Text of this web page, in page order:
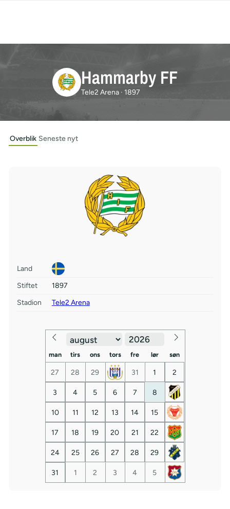
Hammarby FF
Tele2 Arena · 1897
Overblik Seneste nyt
Land
Stiftet
1897
Stadion
Tele2 Arena
man tirs ons tors fre lør søn
27 28 29 31 1 2
3 4 5 6 7 8
10 11 12 13 14 15
17 18 19 20 21 22
24 25 26 27 28 29
31 1 2 3 4 5